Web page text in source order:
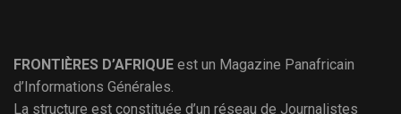
FRONTIÈRES D’AFRIQUE est un Magazine Panafricain
d’Informations Générales.
La structure est constituée d’un réseau de Journalistes